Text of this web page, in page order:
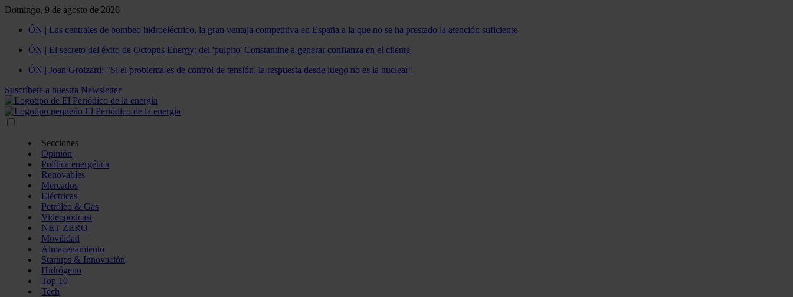
Domingo, 9 de agosto de 2026
ÓN | Las centrales de bombeo hidroeléctrico, la gran ventaja competitiva en España a la que no se ha prestado la atención suficiente
ÓN | El secreto del éxito de Octopus Energy: del 'pulpito' Constantine a generar confianza en el cliente
ÓN | Joan Groizard: "Si el problema es de control de tensión, la respuesta desde luego no es la nuclear"
Suscríbete a nuestra Newsletter
Secciones
Opinión
Política energética
Renovables
Mercados
Eléctricas
Petróleo & Gas
Videopodcast
NET ZERO
Movilidad
Almacenamiento
Startups & Innovación
Hidrógeno
Top 10
Tech